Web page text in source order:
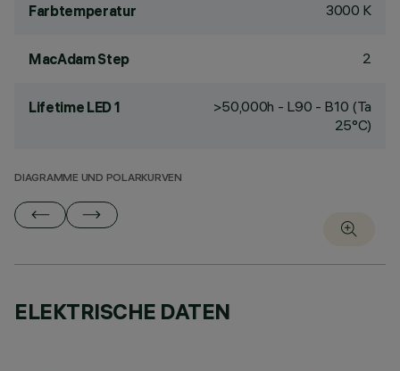
Farbtemperatur 3000 K
MacAdam Step 2
Lifetime LED 1
>50,000h - L90 - B10 (Ta
25°C)
DIAGRAMME UND POLARKURVEN
ELEKTRISCHE DATEN